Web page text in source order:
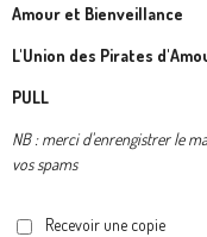
Amour et Bienveillance
L'Union des Pirates
PULL
NB : merci d'enrengistrer le
vos spams
Recevoir une copie